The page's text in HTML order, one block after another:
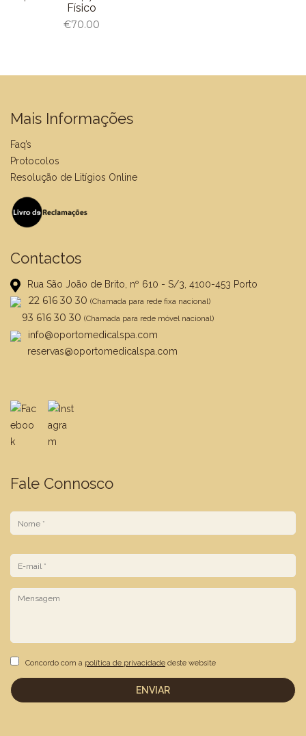
Físico
€70.00
Mais Informações
Faq’s
Protocolos
Resolução de Litígios Online
Contactos
Rua São João de Brito, nº 610 - S/3, 4100-453 Porto
22 616 30 30 (Chamada para rede fixa nacional)
93 616 30 30 (Chamada para rede móvel nacional)
info@oportomedicalspa.com
reservas@oportomedicalspa.com
Fale Connosco
N
m
E
m
a
i
Concordo com a política de privacidade deste website